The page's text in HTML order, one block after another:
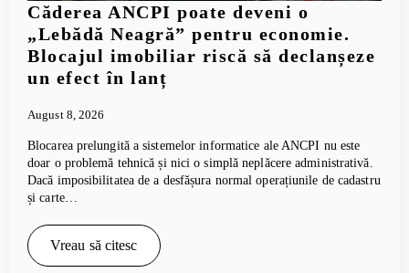
Căderea ANCPI poate deveni o
„Lebădă Neagră” pentru economie.
Blocajul imobiliar riscă să declanșeze
un efect în lanț
August 8, 2026
Blocarea prelungită a sistemelor informatice ale ANCPI nu este
doar o problemă tehnică și nici o simplă neplăcere administrativă.
Dacă imposibilitatea de a desfășura normal operațiunile de cadastru
și carte…
Vreau să citesc